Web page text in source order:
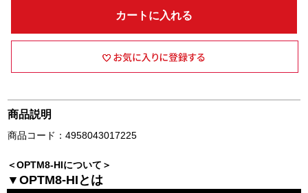
カートに入れる
商品説明
商品コード：4958043017225
＜OPTM8-HIについて＞
▼OPTM8-HIとは